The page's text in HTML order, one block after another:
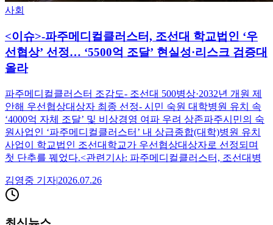
사회
<이슈>-파주메디컬클러스터, 조선대 학교법인 ‘우
선협상’ 선정… ‘5500억 조달’ 현실성·리스크 검증대
올라
파주메디컬클러스터 조감도- 조선대 500병상·2032년 개원 제
안해 우선협상대상자 최종 선정- 시민 숙원 대학병원 유치 속
‘4000억 자체 조달’ 및 비상경영 여파 우려 상존파주시민의 숙
원사업인 ‘파주메디컬클러스터’ 내 상급종합(대학)병원 유치
사업이 학교법인 조선대학교가 우선협상대상자로 선정되며
첫 단추를 꿰었다.<관련기사: 파주메디컬클러스터, 조선대병
김영중 기자|2026.07.26